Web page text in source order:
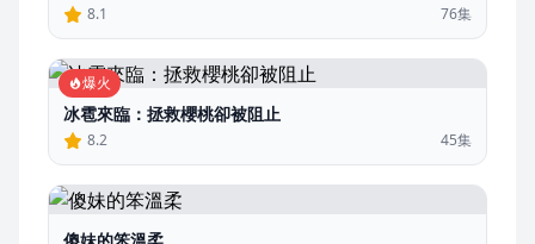
8.1 76集
爆火
冰雹來臨：拯救櫻桃卻被阻止
8.2 45集